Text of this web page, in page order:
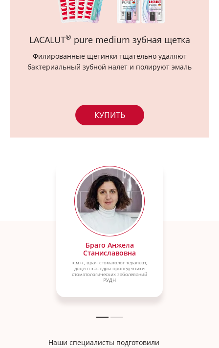
LACALUT® pure medium зубная щетка
Филированные щетинки тщательно удаляют
бактериальный зубной налет и полируют эмаль
КУПИТЬ
Наши специалисты подготовили
Браго Анжела
Станиславовна
к.м.н., врач стоматолог терапевт,
доцент кафедры пропедевтики
стоматологических заболеваний
РУДН